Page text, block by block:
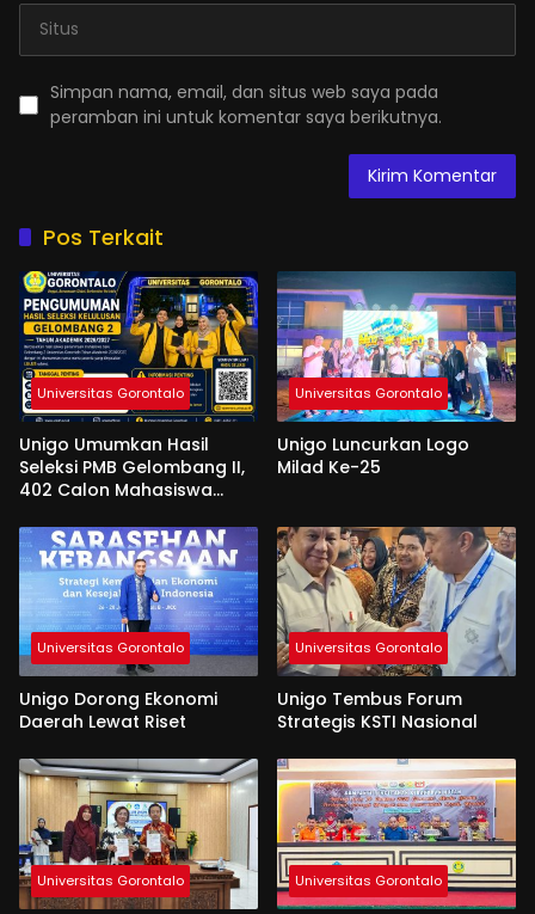
Simpan nama, email, dan situs web saya pada
peramban ini untuk komentar saya berikutnya.
Pos Terkait
Universitas Gorontalo
Unigo Umumkan Hasil
Seleksi PMB Gelombang II,
402 Calon Mahasiswa
Universitas Gorontalo
Unigo Luncurkan Logo
Milad Ke-25
Universitas Gorontalo
Unigo Dorong Ekonomi
Daerah Lewat Riset
Universitas Gorontalo
Unigo Tembus Forum
Strategis KSTI Nasional
Universitas Gorontalo Universitas Gorontalo